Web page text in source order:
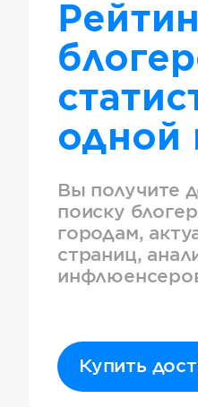
одной
Вы получите
поиску
городам,
страниц,
Купить